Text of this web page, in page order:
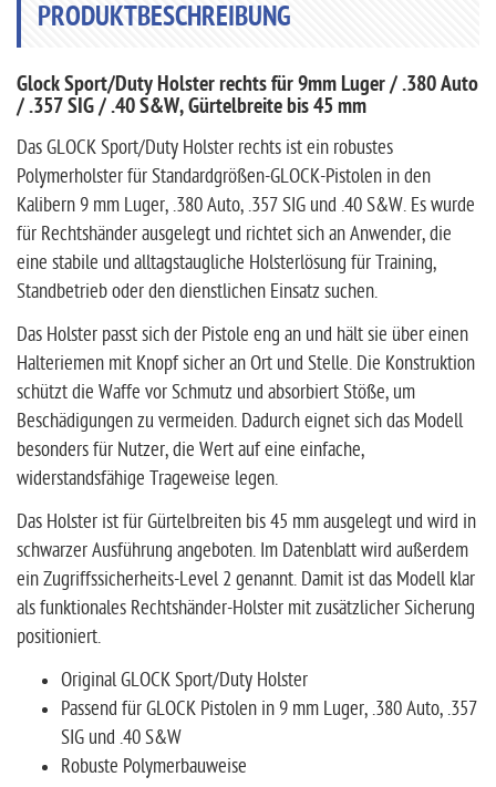
PRODUKTBESCHREIBUNG
Glock Sport/Duty Holster rechts für 9mm Luger / .380 Auto
/ .357 SIG / .40 S&W, Gürtelbreite bis 45 mm
Das GLOCK Sport/Duty Holster rechts ist ein robustes
Polymerholster für Standardgrößen-GLOCK-Pistolen in den
Kalibern 9 mm Luger, .380 Auto, .357 SIG und .40 S&W. Es wurde
für Rechtshänder ausgelegt und richtet sich an Anwender, die
eine stabile und alltagstaugliche Holsterlösung für Training,
Standbetrieb oder den dienstlichen Einsatz suchen.
Das Holster passt sich der Pistole eng an und hält sie über einen
Halteriemen mit Knopf sicher an Ort und Stelle. Die Konstruktion
schützt die Waffe vor Schmutz und absorbiert Stöße, um
Beschädigungen zu vermeiden. Dadurch eignet sich das Modell
besonders für Nutzer, die Wert auf eine einfache,
widerstandsfähige Trageweise legen.
Das Holster ist für Gürtelbreiten bis 45 mm ausgelegt und wird in
schwarzer Ausführung angeboten. Im Datenblatt wird außerdem
ein Zugriffssicherheits-Level 2 genannt. Damit ist das Modell klar
als funktionales Rechtshänder-Holster mit zusätzlicher Sicherung
positioniert.
Original GLOCK Sport/Duty Holster
Passend für GLOCK Pistolen in 9 mm Luger, .380 Auto, .357
SIG und .40 S&W
Robuste Polymerbauweise